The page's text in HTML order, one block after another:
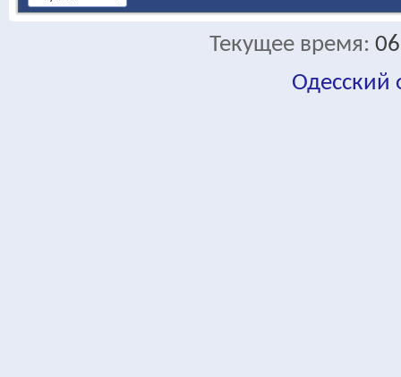
Текущее время:
Одесский